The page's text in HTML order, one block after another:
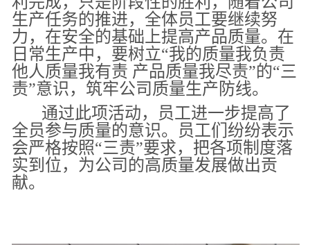
生产任务的推进，全体员工要继续努
力，在安全的基础上提高产品质量。在
日常生产中，要树立“我的质量我负责
他人质量我有责 产品质量我尽责”的“三
责”意识，筑牢公司质量生产防线。
通过此项活动，员工进一步提高了
全员参与质量的意识。员工们纷纷表示
会严格按照“三责”要求，把各项制度落
实到位，为公司的高质量发展做出贡
献。